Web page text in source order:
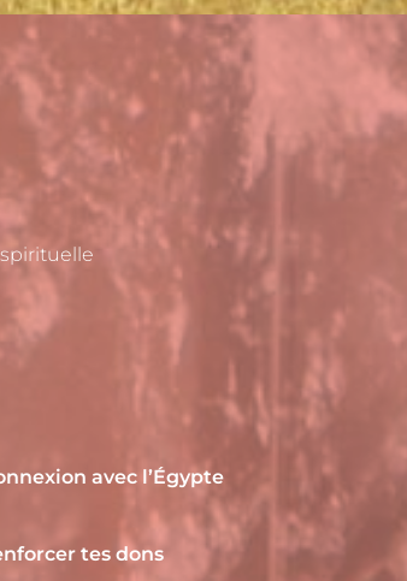
avec l’Égypte
tes dons